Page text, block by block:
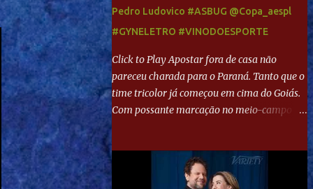
Pedro Ludovico #ASBUG @Copa_aespl
#GYNELETRO #VINODOESPORTE
Click to Play Apostar fora de casa não
pareceu charada para o Paraná. Tanto que o
time tricolor já começou em cima do Goiás.
Com possante marcação no meio-campo e
direita, invadiu a área e bateu cruzado no
canto, sem chance para Harlei. Tal qual o